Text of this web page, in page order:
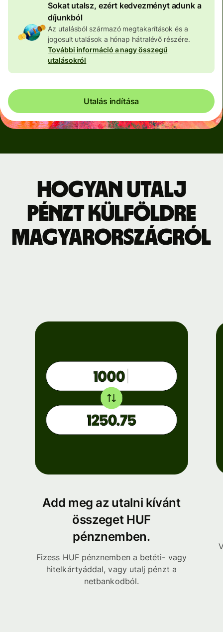
Sokat utalsz, ezért kedvezményt adunk a
díjunkból
Az utalásból származó megtakarítások és a
jogosult utalások a hónap hátralévő részére.
További információ a nagy összegű
utalásokról
Utalás indítása
Hogyan utalj
pénzt külföldre
Magyarországról
Add meg az utalni kívánt
összeget HUF
pénznemben.
Fizess HUF pénznemben a betéti- vagy
hitelkártyáddal, vagy utalj pénzt a
netbankodból.